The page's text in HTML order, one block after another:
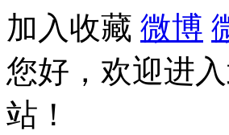
加入收藏 微博
您好，欢迎进
站！